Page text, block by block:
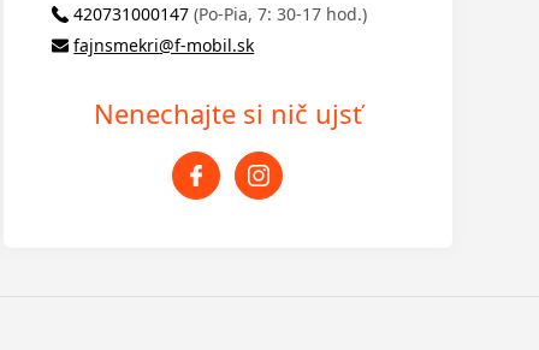
420731000147 (Po-Pia, 7: 30-17 hod.)
fajnsmekri@f-mobil.sk
Nenechajte si nič ujsť